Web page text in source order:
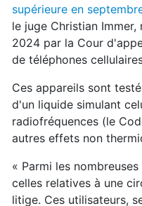
supérieure en
le juge Christian
2024 par la Cour
de téléphones
Ces appareils sont
d'un liquide simulant
radiofréquences (le
autres effets non
« Parmi les
celles relatives à une
litige. Ces utilisateurs,